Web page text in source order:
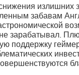
излишних
забавам
зарабатывал.
поддержку